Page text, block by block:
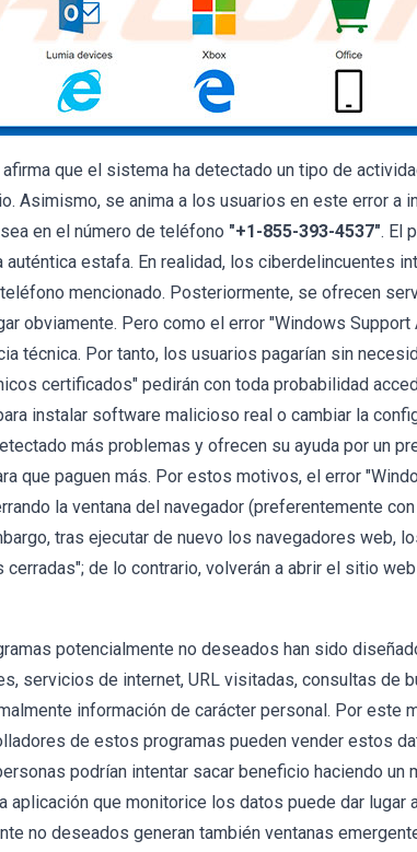
que el sistema ha detectado un tipo de
Asimismo, se anima a los usuarios en este error a
en el número de teléfono "+1-855-393-4537". El
estafa. En realidad, los ciberdelincuentes
mencionado. Posteriormente, se ofrecen
obviamente. Pero como el error "Windows Support
técnica. Por tanto, los usuarios pagarían sin
certificados" pedirán con toda probabilidad
instalar software malicioso real o cambiar la
más problemas y ofrecen su ayuda por un
que paguen más. Por estos motivos, el error
la ventana del navegador (preferentemente
tras ejecutar de nuevo los navegadores web,
cerradas"; de lo contrario, volverán a abrir el sitio
potencialmente no deseados han sido
servicios de internet, URL visitadas, consultas de
información de carácter personal. Por este
de estos programas pueden vender estos
podrían intentar sacar beneficio haciendo un
aplicación que monitorice los datos puede dar lugar
no deseados generan también ventanas